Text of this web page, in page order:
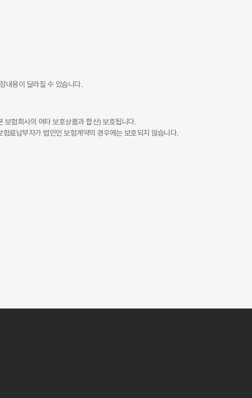
내용이 달라질 수 있습니다.
보험회사의 여타 보호상품과 합산) 보호됩니다.
료납부자가 법인인 보험계약의 경우에는 보호되지 않습니다.